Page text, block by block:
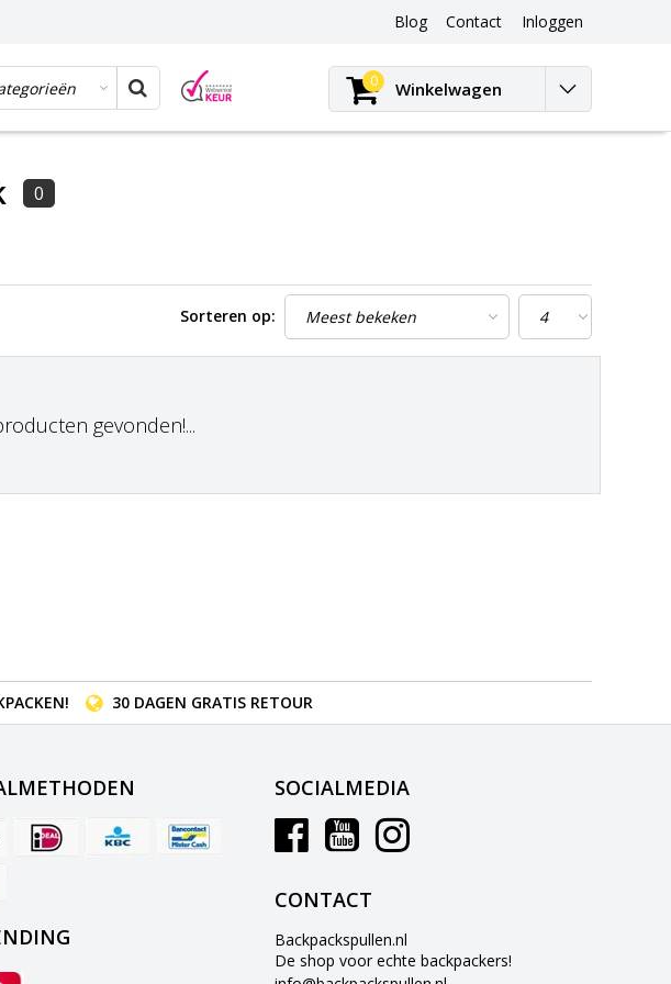
Blog
Blog
Contact Inloggen
0 Winkelwagen
0
Sorteren op:
gevonden!...
30 DAGEN GRATIS RETOUR
SOCIALMEDIA
CONTACT
Backpackspullen.nl
De shop voor echte backpackers!